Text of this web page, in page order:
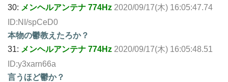
30: メンヘルアンテナ 774Hz 2020/09/17(木) 16:05:47.74
ID:NI/spCeD0
本物の鬱教えたろか？
31: メンヘルアンテナ 774Hz 2020/09/17(木) 16:05:48.51
ID:y3xarn66a
言うほど鬱か？